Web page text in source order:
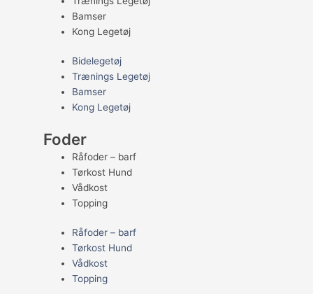
Bamser
Kong Legetøj
Bidelegetøj
Trænings Legetøj
Bamser
Kong Legetøj
Foder
Råfoder – barf
Tørkost Hund
Vådkost
Topping
Råfoder – barf
Tørkost Hund
Vådkost
Topping